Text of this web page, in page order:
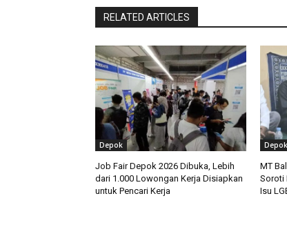
RELATED ARTICLES
Depok
Job Fair Depok 2026 Dibuka, Lebih
dari 1.000 Lowongan Kerja Disiapkan
untuk Pencari Kerja
Depok
MT
Soroti
Isu